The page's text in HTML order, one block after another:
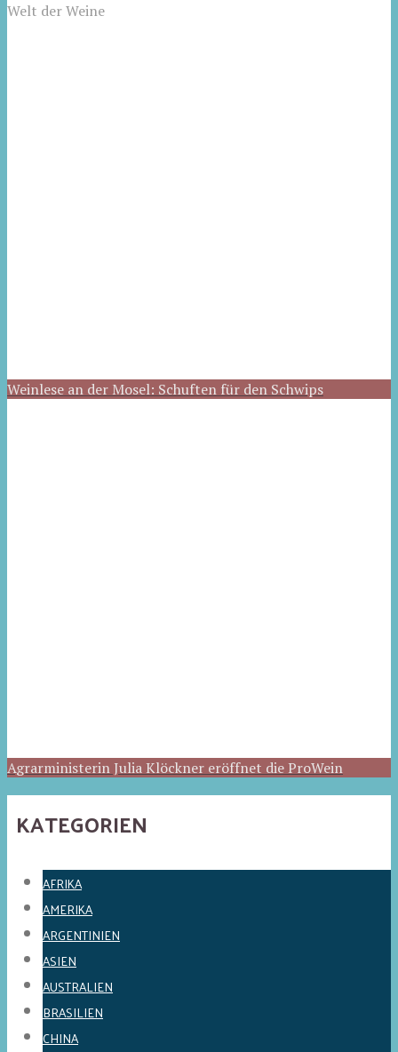
Welt der Weine
Weinlese an der Mosel: Schuften für den Schwips
Agrarministerin Julia Klöckner eröffnet die ProWein
KATEGORIEN
AFRIKA
AMERIKA
ARGENTINIEN
ASIEN
AUSTRALIEN
BRASILIEN
CHINA